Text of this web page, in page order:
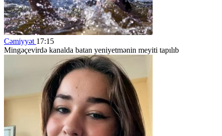
Cəmiyyət 17:15
Mingəçevirdə kanalda batan yeniyetmənin meyiti tapılıb